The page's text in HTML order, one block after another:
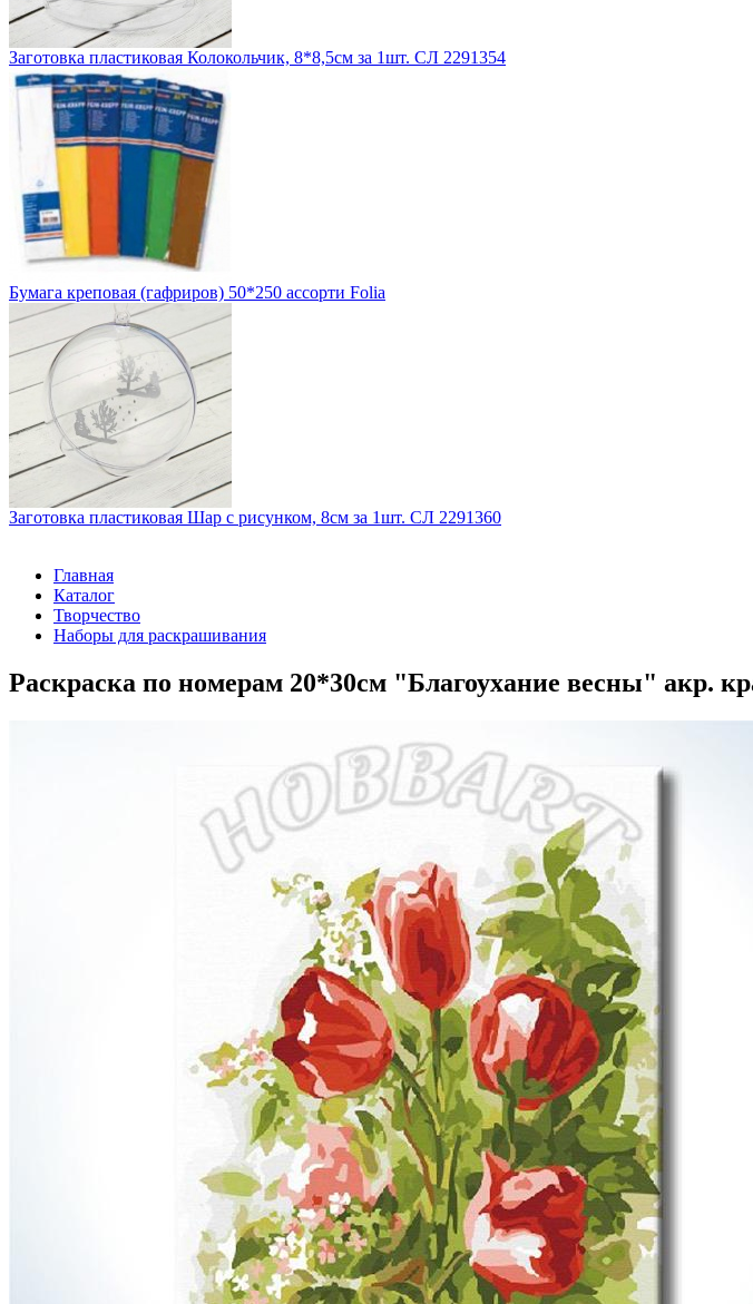
Заготовка пластиковая Колокольчик, 8*8,5см за 1шт. СЛ 2291354
Бумага креповая (гафриров) 50*250 ассорти Folia
Заготовка пластиковая Шар с рисунком, 8см за 1шт. СЛ 2291360
Главная
Каталог
Творчество
Наборы для раскрашивания
Раскраска по номерам 20*30см "Благоухание весны" акр.